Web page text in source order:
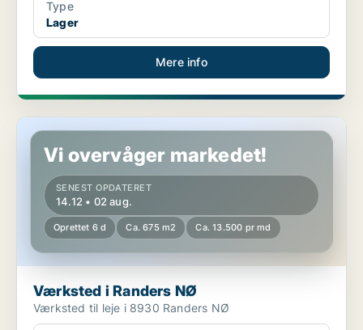
Type
Lager
Mere info
Værksted i Randers NØ
Vi overvåger markedet!
SENEST OPDATERET
14.12 • 02 aug.
Oprettet 6 d Ca. 675 m2 Ca. 13.500 pr md
Værksted i Randers NØ
Værksted til leje i 8930 Randers NØ